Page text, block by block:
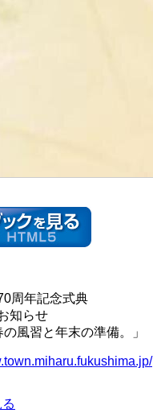
周年記念式典
知らせ
風習と年末の準備。」